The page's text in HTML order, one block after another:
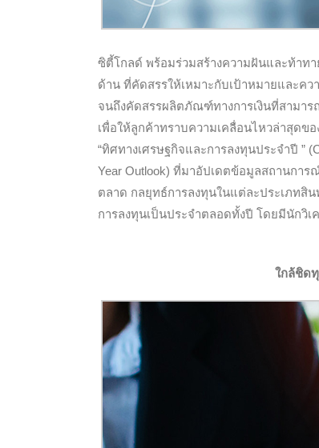
ซิตี้โกลด์ พร้อมร่วมสร้างความฝันและท้าทา
ด้าน ที่คัดสรรให้เหมาะกับเป้าหมายและค
จนถึงคัดสรรผลิตภัณฑ์ทางการเงินที่สามาร
เพื่อให้ลูกค้าทราบความเคลื่อนไหวล่าสุดข
“ทิศทางเศรษฐกิจและการลงทุนประจำปี ”
Year Outlook) ที่มาอัปเดตข้อมูลสถานกา
ตลาด กลยุทธ์การลงทุนในแต่ละประเภทสิ
การลงทุนเป็นประจำตลอดทั้งปี โดยมีนักวิ
ใกล้ชิด